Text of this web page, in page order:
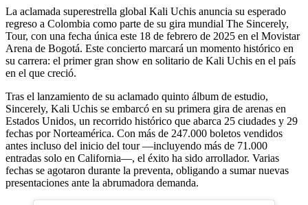
La aclamada superestrella global Kali Uchis anuncia su esperado
regreso a Colombia como parte de su gira mundial The Sincerely,
Tour, con una fecha única este 18 de febrero de 2025 en el Movistar
Arena de Bogotá. Este concierto marcará un momento histórico en
su carrera: el primer gran show en solitario de Kali Uchis en el país
en el que creció.
Tras el lanzamiento de su aclamado quinto álbum de estudio,
Sincerely, Kali Uchis se embarcó en su primera gira de arenas en
Estados Unidos, un recorrido histórico que abarca 25 ciudades y 29
fechas por Norteamérica. Con más de 247.000 boletos vendidos
antes incluso del inicio del tour —incluyendo más de 71.000
entradas solo en California—, el éxito ha sido arrollador. Varias
fechas se agotaron durante la preventa, obligando a sumar nuevas
presentaciones ante la abrumadora demanda.